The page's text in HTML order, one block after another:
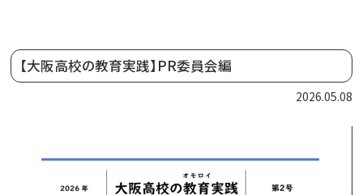
【大阪高校の教育実践】PR委員会編
2026.05.08